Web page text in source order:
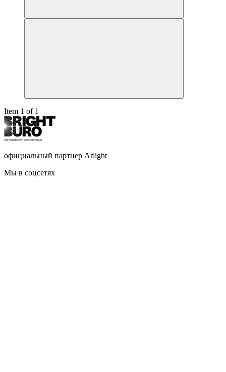
Item 1 of 1
официальный партнер Arlight
Мы в соцсетях